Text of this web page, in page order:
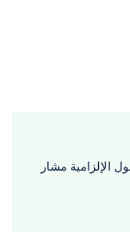
الإلزامية مشار